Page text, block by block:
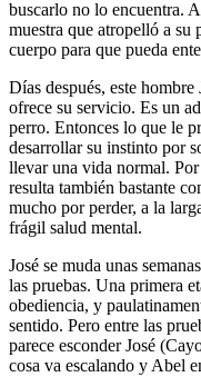
buscarlo no lo encuentra.
muestra que atropelló a su
cuerpo para que pueda
Días después, este
ofrece su servicio. Es un
perro. Entonces lo que le
desarrollar su instinto por
llevar una vida normal. Por
resulta también bastante
mucho por perder, a la
frágil salud mental.
José se muda unas
las pruebas. Una primera
obediencia, y
sentido. Pero entre las
parece esconder José
cosa va escalando y Abel